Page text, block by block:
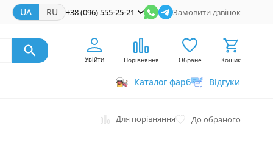
UA RU +38 (096) 555-25-21 Замовити дзвінок
Увійти Порівняння Обране Кошик
Каталог фарб Відгуки
Для порівняння До обраного